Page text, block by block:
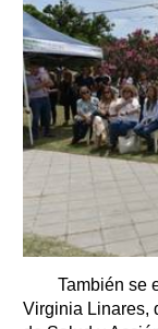
También se
Virginia Linares,